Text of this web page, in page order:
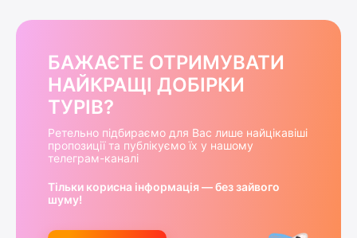
БАЖАЄТЕ ОТРИМУВАТИ
НАЙКРАЩІ ДОБІРКИ
ТУРІВ?
Ретельно підбираємо для Вас лише найцікавіші
пропозиції та публікуємо їх у нашому
телеграм-каналі
Тільки корисна інформація — без зайвого
шуму!